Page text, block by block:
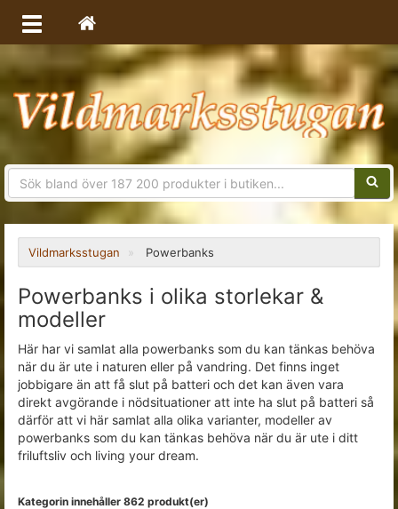
Vildmarksstugan Powerbanks
Powerbanks i olika storlekar &
modeller
Här har vi samlat alla powerbanks som du kan tänkas behöva
när du är ute i naturen eller på vandring. Det finns inget
jobbigare än att få slut på batteri och det kan även vara
direkt avgörande i nödsituationer att inte ha slut på batteri så
därför att vi här samlat alla olika varianter, modeller av
powerbanks som du kan tänkas behöva när du är ute i ditt
friluftsliv och living your dream.
Kategorin innehåller 862 produkt(er)